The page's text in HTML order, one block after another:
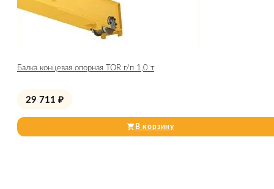
Балка концевая опорная TOR г/п 1,0 т
29 711 ₽
В корзину